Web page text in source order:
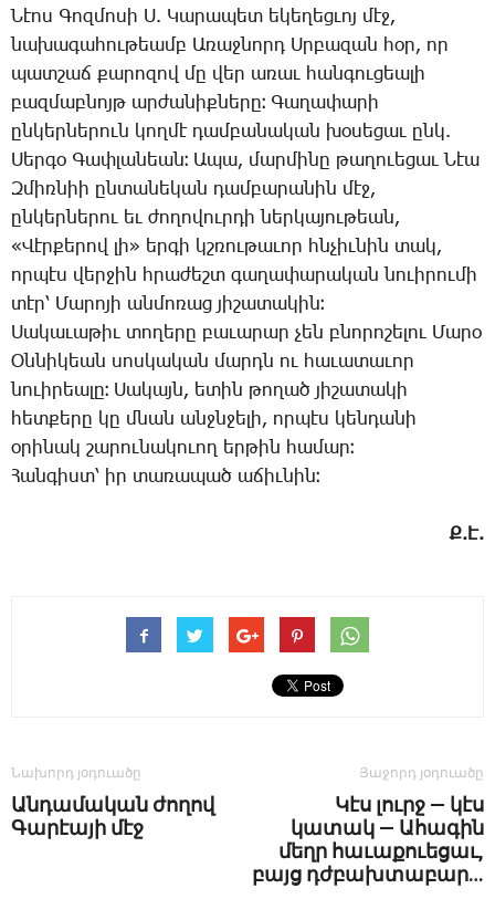
­Նէոս ­Գոզ­մո­սի Ս. ­Կա­րա­պետ ե­կե­ղեց­ւոյ մէջ,
նա­խա­գա­հու­թեամբ Ա­ռաջ­նորդ Սր­բա­զան հօր, որ
պատ­շաճ քա­րո­զով մը վեր ա­ռաւ հան­գու­ցեա­լի
բազ­մաբ­նոյթ ար­ժա­նիք­նե­րը։ ­Գա­ղա­փա­րի
ըն­կեր­նե­րուն կող­մէ դամ­բա­նա­կան խօ­սե­ցաւ ընկ.
­Սեր­գօ ­Գափ­լա­նեան։ Ա­պա, մար­մի­նը թա­ղո­ւե­ցաւ ­Նէա
Զ­միռ­նիի ըն­տա­նե­կան դամ­բա­րա­նին մէջ,
ըն­կեր­նե­րու եւ ժո­ղո­վուր­դի ներ­կա­յու­թեան,
«­Վէր­քե­րով լի» եր­գի կշռու­թա­ւոր հնչիւ­նին տակ,
որ­պէս վեր­ջին հրա­ժեշտ գա­ղա­փա­րա­կան նո­ւի­րու­մի
տէր՝ ­Մա­րո­յի ան­մո­ռաց յի­շա­տա­կին։
­Սա­կա­ւա­թիւ տո­ղե­րը բա­ւա­րար չեն բնո­րո­շե­լու ­Մա­րօ
Օն­նի­կեան սոս­կա­կան մարդն ու հա­ւա­տա­ւոր
նո­ւի­րեա­լը։ ­Սա­կայն, ե­տին թո­ղած յի­շա­տա­կի
հետ­քե­րը կը մնան անջն­ջե­լի, որ­պէս կեն­դա­նի
օ­րի­նակ շա­րու­նա­կո­ւող եր­թին հա­մար։
­Հան­գիստ՝ իր տա­ռա­պած ա­ճիւ­նին։
Ք.Է.
Նախորդ յօդուածը
Ան­դա­մա­կան ժողով
Գարէայի մէջ
Յաջորդ յօդուածը
Կէս լուրջ — կէս
կատակ — Ա­հա­գին
մեղր հա­ւա­քո­ւե­ցաւ,
բայց դժբախ­տա­բար…